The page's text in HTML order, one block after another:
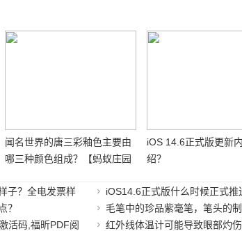
闻名世界的唐三彩釉色主要由
哪三种颜色组成？【蚂蚁庄园
iOS 14.6正式版更新
绍？
子？全电发票样
iOS14.6正式版什么时候正式推
？
毛笔中的珍品紫毫笔，笔头的
活码,福昕PDF阅
红外线体温计可能导致眼部灼